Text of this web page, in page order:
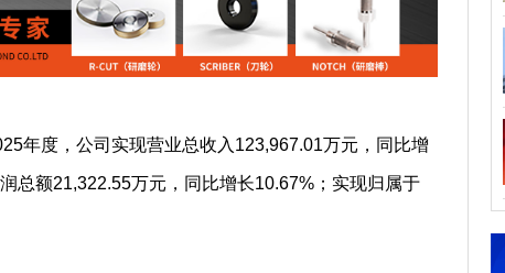
年度，公司实现营业总收入123,967.01万元，同比增
总额21,322.55万元，同比增长10.67%；实现归属于